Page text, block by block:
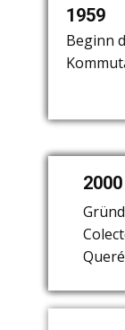
Start der
Lichte
1950
1969.
1962
Beginn
1959
1991
Kauf
1979
2000